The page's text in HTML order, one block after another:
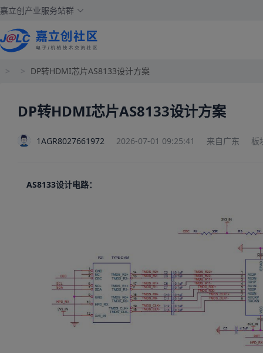
嘉立创产业服务站群
> > DP转HDMI芯片AS8133设计方案
DP转HDMI芯片AS8133设计方案
1AGR8027661972 2026-07-01 09:25:41 来自广东 板
AS8133设计电路：